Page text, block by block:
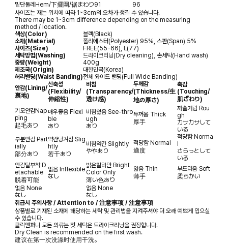
밑단둘레Hem/下擺圍/裾まわり91
96
사이즈는 재는 위치에 따라 1~3cm의 오차가 생길 수 있습니다.
There may be 1~3cm difference depending on the measuring
method / location.
색상(Color)
블랙(Black)
소재(Material)
폴리에스터(Polyester) 95%, 스판(Span) 5%
사이즈(Size)
FREE(55-66), L(77)
세탁방법(Washing)
드라이크리닝(Dry cleaning), 손세탁(Hand wash)
중량(Weight)
400g
제조국(Origin)
대한민국(Korea)
허리밴딩(Waist Banding)전체 와이드 밴딩(Full Wide Banding)
안감(Lining/
裏地)
신축성
(Flexibility/
伸縮性)
비침
(Transparency/
透け感)
두께감
(Thickness/生
地の厚さ)
촉감
(Touching/
肌ざわり)
기모안감Nap
ping
起毛あり
매우좋음 Flexi
ble
あり
비침있음 See-thro
ugh
あり
두꺼움 Thick
厚手
까슬거림 Rou
gh
カサカサして
いる
부분안감 Part
ially
部分あり
약간당겨짐 Slig
htly
若干あり
비침약간Slightly
ややあり
적당함 Normal
適度
적당함 Norma
l
さらっとして
いる
안감탈부착 D
etachable
脱着可能
없음 Inflexible
なし
밝은칼라만 Bright
Color Only
薄い色あり
얇음 Thin
薄手
부드러움 Soft
柔らかい
없음 None
なし
없음 None
なし
취급시 주의사항 / Attention to / 注意事项 / 注意事項
상품별로 기재된 소재에 해당하는 세탁 및 관리법을 지켜주셔야 더 오래 예쁘게 입으실
수 있습니다.
클릭앤퍼니 모든 의류는 첫 세탁은 드라이크리닝을 권장합니다.
Dry Clean is recommended on the first wash.
建议在第一次洗涤时使用干洗。